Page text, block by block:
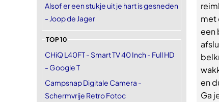
Alsof er een stukje uit je hart is gesneden
- Joop de Jager
TOP 10
CHiQ L40FT - Smart TV 40 Inch - Full HD
- Google T
Campsnap Digitale Camera -
Schermvrije Retro Fotoc
met
een
en
Ga